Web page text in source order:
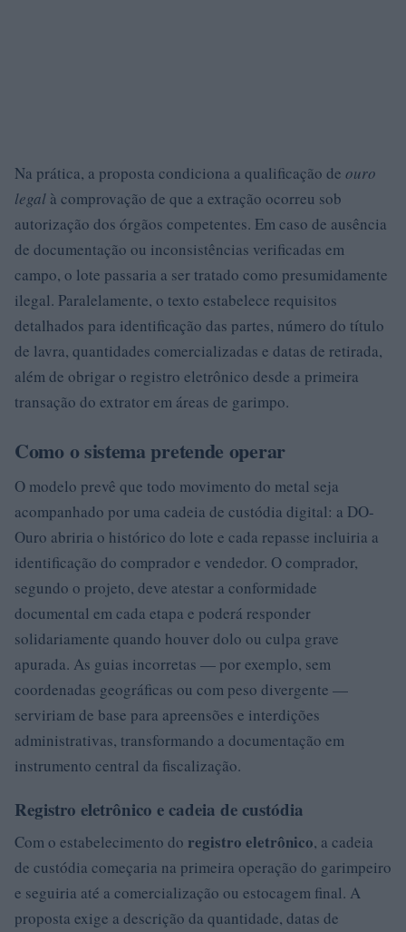
Na prática, a proposta condiciona a qualificação de ouro
legal à comprovação de que a extração ocorreu sob
autorização dos órgãos competentes. Em caso de ausência
de documentação ou inconsistências verificadas em
campo, o lote passaria a ser tratado como presumidamente
ilegal. Paralelamente, o texto estabelece requisitos
detalhados para identificação das partes, número do título
de lavra, quantidades comercializadas e datas de retirada,
além de obrigar o registro eletrônico desde a primeira
transação do extrator em áreas de garimpo.
Como o sistema pretende operar
O modelo prevê que todo movimento do metal seja
acompanhado por uma cadeia de custódia digital: a DO-
Ouro abriria o histórico do lote e cada repasse incluiria a
identificação do comprador e vendedor. O comprador,
segundo o projeto, deve atestar a conformidade
documental em cada etapa e poderá responder
solidariamente quando houver dolo ou culpa grave
apurada. As guias incorretas — por exemplo, sem
coordenadas geográficas ou com peso divergente —
serviriam de base para apreensões e interdições
administrativas, transformando a documentação em
instrumento central da fiscalização.
Registro eletrônico e cadeia de custódia
Com o estabelecimento do registro eletrônico, a cadeia
de custódia começaria na primeira operação do garimpeiro
e seguiria até a comercialização ou estocagem final. A
proposta exige a descrição da quantidade, datas de